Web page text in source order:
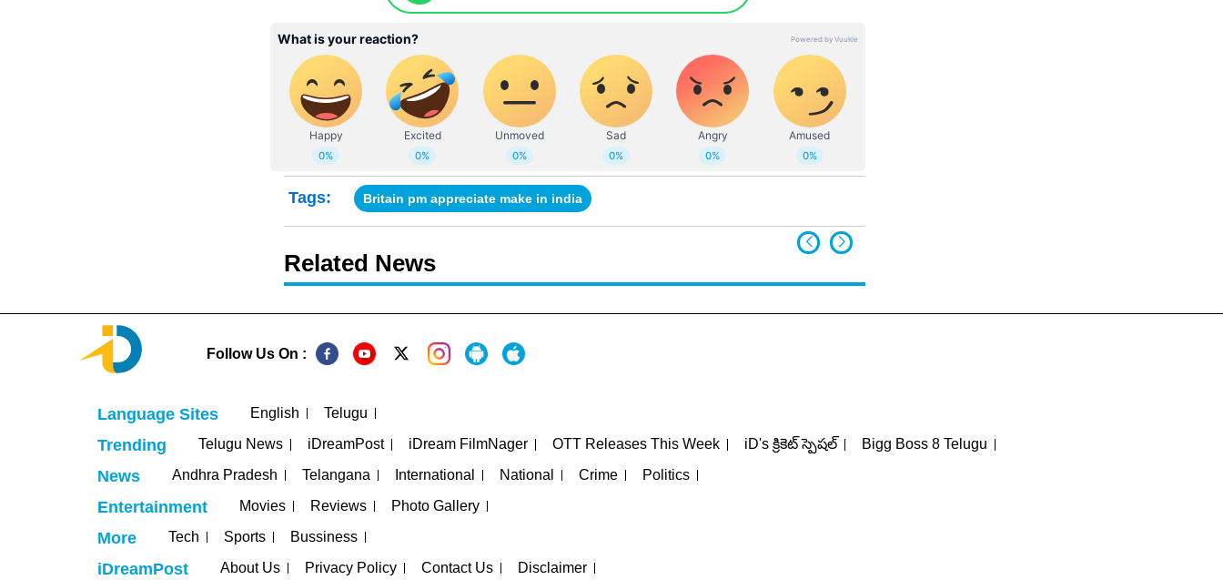
Tags: Britain pm appreciate make in india
Related News
Follow Us On :
Language Sites English Telugu
Trending Telugu News iDreamPost iDream FilmNager OTT Releases This Week iD's క్రికెట్ స్పెషల్ Bigg Boss 8 Telugu
News Andhra Pradesh Telangana International National Crime Politics
Entertainment Movies Reviews Photo Gallery
More Tech Sports Bussiness
iDreamPost About Us Privacy Policy Contact Us Disclaimer